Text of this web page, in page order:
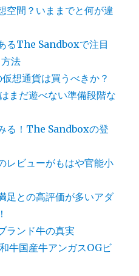
空間？いままでと何が違
るThe Sandboxで注目
法
想通貨は買うべきか？
まだ遊べない準備段階な
る！The Sandboxの登
レビューがもはや官能小
足との高評価が多いアダ
ランド牛の真実
牛国産牛アンガスOGビ